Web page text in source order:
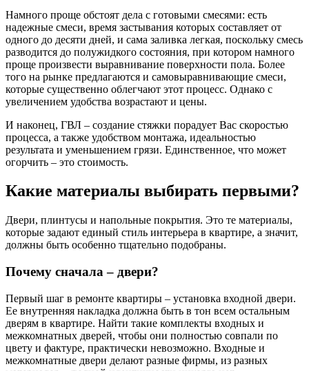
Намного проще обстоят дела с готовыми смесями: есть
надежные смеси, время застывания которых составляет от
одного до десяти дней, и сама заливка легкая, поскольку смесь
разводится до полужидкого состояния, при котором намного
проще произвести выравнивание поверхности пола. Более
того на рынке предлагаются и самовыравнивающие смеси,
которые существенно облегчают этот процесс. Однако с
увеличением удобства возрастают и цены.
И наконец, ГВЛ – создание стяжки порадует Вас скоростью
процесса, а также удобством монтажа, идеальностью
результата и уменьшением грязи. Единственное, что может
огорчить – это стоимость.
Какие материалы выбирать первыми?
Двери, плинтусы и напольные покрытия. Это те материалы,
которые задают единый стиль интерьера в квартире, а значит,
должны быть особенно тщательно подобраны.
Почему сначала – двери?
Первый шаг в ремонте квартиры – установка входной двери.
Ее внутренняя накладка должна быть в тон всем остальным
дверям в квартире. Найти такие комплекты входных и
межкомнатных дверей, чтобы они полностью совпали по
цвету и фактуре, практически невозможно. Входные и
межкомнатные двери делают разные фирмы, из разных